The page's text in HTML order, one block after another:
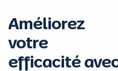
Améliorez
votre
efficacité